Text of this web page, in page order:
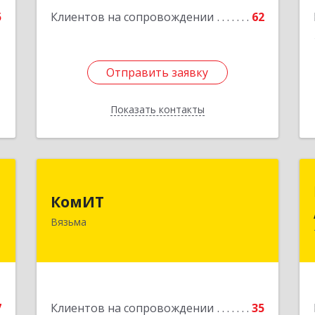
Клиентов на сопровождении 62
Отправить заявку
Показать контакты
Подробнее
Отправить заявку
Назад
КомИТ
Вязьма
Клиентов на сопровождении
35